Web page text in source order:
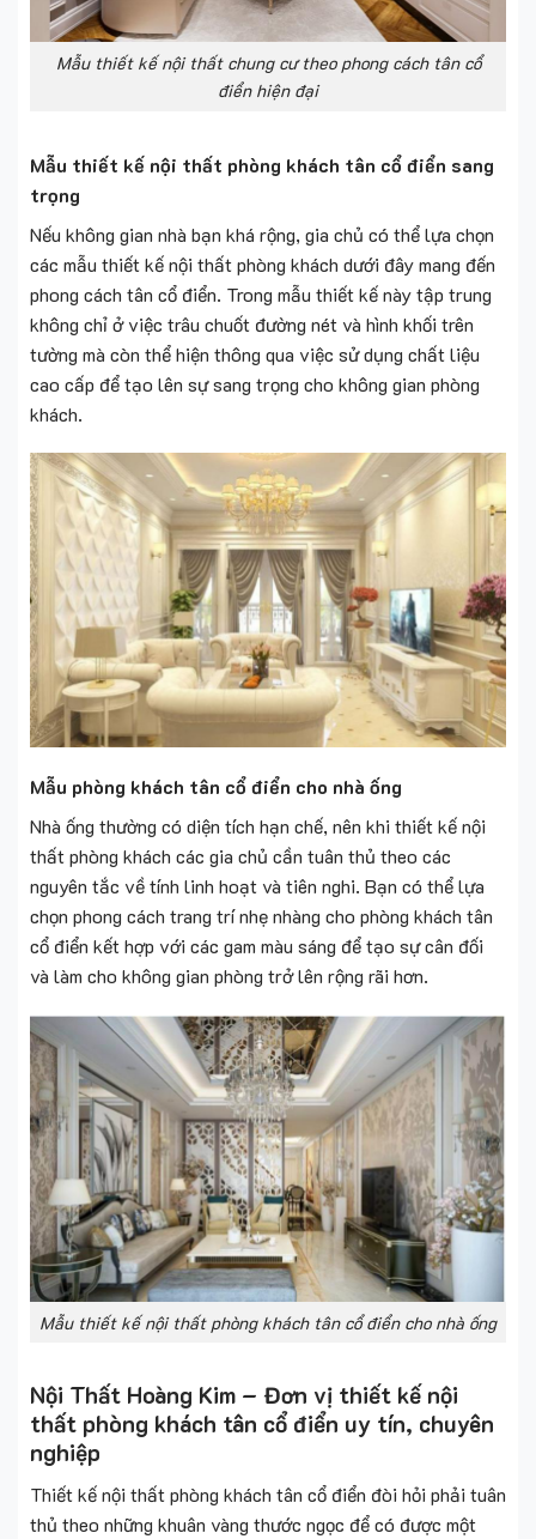
Mẫu thiết kế nội thất chung cư theo phong cách tân cổ
điển hiện đại
Mẫu thiết kế nội thất phòng khách tân cổ điển sang
trọng
Nếu không gian nhà bạn khá rộng, gia chủ có thể lựa chọn
các mẫu thiết kế nội thất phòng khách dưới đây mang đến
phong cách tân cổ điển. Trong mẫu thiết kế này tập trung
không chỉ ở việc trâu chuốt đường nét và hình khối trên
tường mà còn thể hiện thông qua việc sử dụng chất liệu
cao cấp để tạo lên sự sang trọng cho không gian phòng
khách.
Mẫu phòng khách tân cổ điển cho nhà ống
Nhà ống thường có diện tích hạn chế, nên khi thiết kế nội
thất phòng khách các gia chủ cần tuân thủ theo các
nguyên tắc về tính linh hoạt và tiên nghi. Bạn có thể lựa
chọn phong cách trang trí nhẹ nhàng cho phòng khách tân
cổ điển kết hợp với các gam màu sáng để tạo sự cân đối
và làm cho không gian phòng trở lên rộng rãi hơn.
Mẫu thiết kế nội thất phòng khách tân cổ điển cho nhà ống
Nội Thất Hoàng Kim – Đơn vị thiết kế nội
thất phòng khách tân cổ điển uy tín, chuyên
nghiệp
Thiết kế nội thất phòng khách tân cổ điển đòi hỏi phải tuân
thủ theo những khuân vàng thước ngọc để có được một